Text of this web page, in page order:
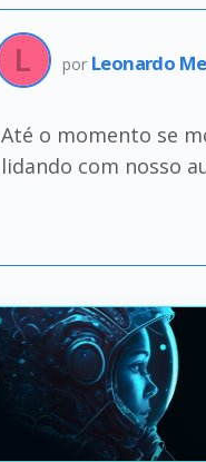
por Leonardo
Até o momento se
lidando com nosso